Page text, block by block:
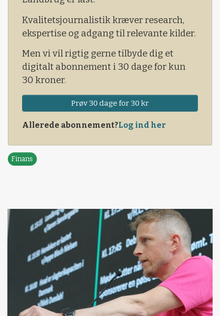
at skulle falde.
Kvalitetsjournalistik kræver research,
ekspertise og adgang til relevante kilder.
Men vi vil rigtig gerne tilbyde dig et
digitalt abonnement i 30 dage for kun
30 kroner.
Prøv 30 dage for 30 kr
Allerede abonnement?Log ind her
Finans